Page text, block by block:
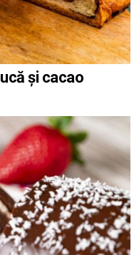
și cacao